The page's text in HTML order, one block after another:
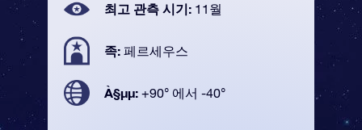
최고 관측 시기: 11월
족: 페르세우스
À§µµ: +90° 에서 -40°